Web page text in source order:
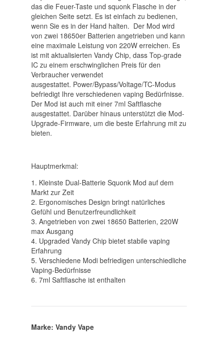
das die Feuer-Taste und squonk Flasche in der
gleichen Seite setzt. Es ist einfach zu bedienen,
wenn Sie es in der Hand halten. Der Mod wird
von zwei 18650er Batterien angetrieben und kann
eine maximale Leistung von 220W erreichen. Es
ist mit aktualisierten Vandy Chip, dass Top-grade
IC zu einem erschwinglichen Preis für den
Verbraucher verwendet
ausgestattet. Power/Bypass/Voltage/TC-Modus
befriedigt Ihre verschiedenen vaping Bedürfnisse.
Der Mod ist auch mit einer 7ml Saftflasche
ausgestattet. Darüber hinaus unterstützt die Mod-
Upgrade-Firmware, um die beste Erfahrung mit zu
bieten.
Hauptmerkmal:
1. Kleinste Dual-Batterie Squonk Mod auf dem
Markt zur Zeit
2. Ergonomisches Design bringt natürliches
Gefühl und Benutzerfreundlichkeit
3. Angetrieben von zwei 18650 Batterien, 220W
max Ausgang
4. Upgraded Vandy Chip bietet stabile vaping
Erfahrung
5. Verschiedene Modi befriedigen unterschiedliche
Vaping-Bedürfnisse
6. 7ml Saftflasche ist enthalten
Marke: Vandy Vape